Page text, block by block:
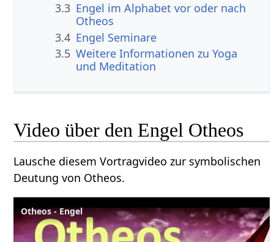
3.3 Engel im Alphabet vor oder nach
Otheos
3.4 Engel Seminare
3.5 Weitere Informationen zu Yoga
und Meditation
Video über den Engel Otheos
Lausche diesem Vortragvideo zur symbolischen
Deutung von Otheos.
Otheos - Engel